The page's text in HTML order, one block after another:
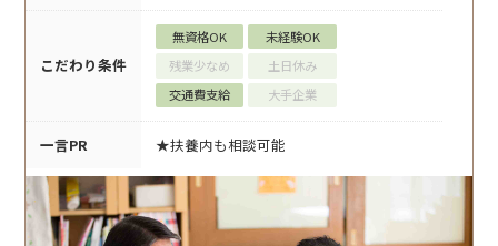
こだわり条件
無資格OK
未経験OK
残業少なめ
土日休み
交通費支給
大手企業
一言PR ★扶養内も相談可能